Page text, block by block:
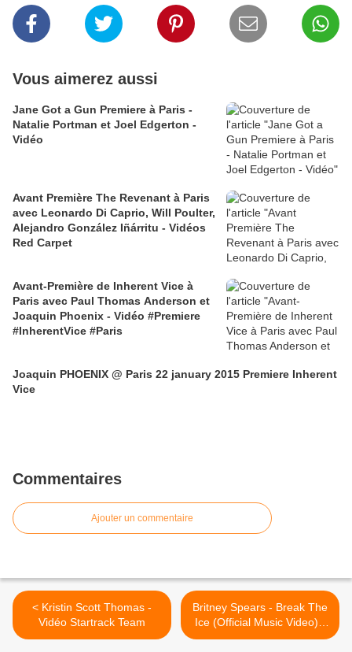
Vous aimerez aussi
Jane Got a Gun Premiere à Paris -
Natalie Portman et Joel Edgerton -
Vidéo
Avant Première The Revenant à Paris
avec Leonardo Di Caprio, Will Poulter,
Alejandro González Iñárritu - Vidéos
Red Carpet
Avant-Première de Inherent Vice à
Paris avec Paul Thomas Anderson et
Joaquin Phoenix - Vidéo #Premiere
#InherentVice #Paris
Joaquin PHOENIX @ Paris 22 january 2015 Premiere Inherent
Vice
Commentaires
Ajouter un commentaire
< Kristin Scott Thomas -
Vidéo Startrack Team
Britney Spears - Break The
Ice (Official Music Video) -
Le clip Manga en intégral -